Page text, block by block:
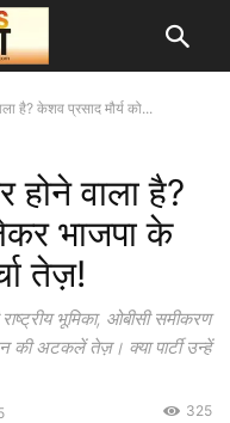
है? केशव प्रसाद मौर्य को...
होने वाला है?
भाजपा के
तेज़!
भूमिका, ओबीसी समीकरण
अटकलें तेज़। क्या पार्टी उन्हें
325